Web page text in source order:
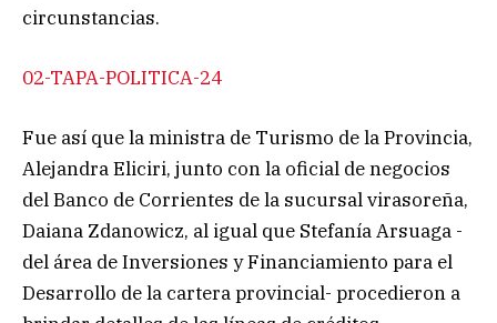
circunstancias.
02-TAPA-POLITICA-24
Fue así que la ministra de Turismo de la Provincia,
Alejandra Eliciri, junto con la oficial de negocios
del Banco de Corrientes de la sucursal virasoreña,
Daiana Zdanowicz, al igual que Stefanía Arsuaga -
del área de Inversiones y Financiamiento para el
Desarrollo de la cartera provincial- procedieron a